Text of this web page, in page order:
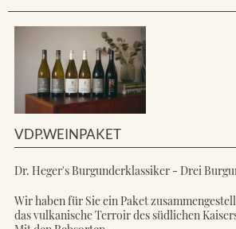
VDP.WEINPAKET
Dr. Heger's Burgunderklassiker - Drei
Wir haben für Sie ein Paket
das vulkanische Terroir des südlichen